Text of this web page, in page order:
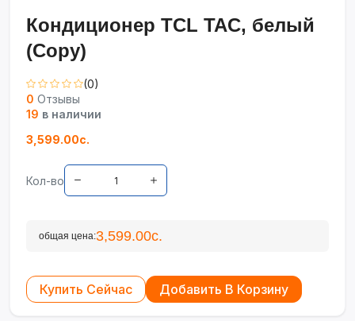
Кондиционер TCL TAC, белый
(Copy)
(0)
0 Отзывы
19 в наличии
3,599.00с.
Кол-во
общая цена:3,599.00с.
Купить Сейчас Добавить В Корзину